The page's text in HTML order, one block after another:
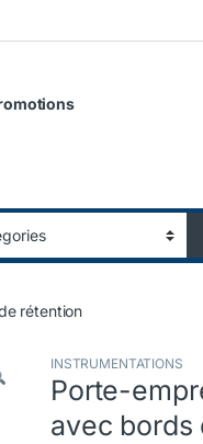
rétention
INSTRUMENTATIONS
Porte-
avec bords